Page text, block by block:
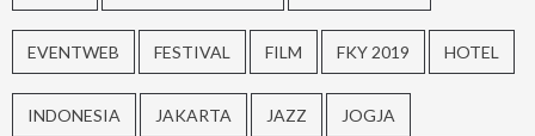
EVENTWEB FESTIVAL FILM FKY 2019 HOTEL
INDONESIA JAKARTA JAZZ JOGJA